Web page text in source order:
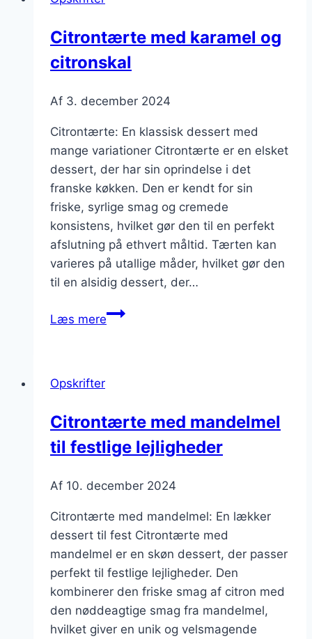
Citrontærte med karamel og
citronskal
Af 3. december 2024
Citrontærte: En klassisk dessert med
mange variationer Citrontærte er en elsket
dessert, der har sin oprindelse i det
franske køkken. Den er kendt for sin
friske, syrlige smag og cremede
konsistens, hvilket gør den til en perfekt
afslutning på ethvert måltid. Tærten kan
varieres på utallige måder, hvilket gør den
til en alsidig dessert, der…
Læs mereCitrontærte
Opskrifter
Citrontærte med mandelmel
til festlige lejligheder
Af 10. december 2024
Citrontærte med mandelmel: En lækker
dessert til fest Citrontærte med
mandelmel er en skøn dessert, der passer
perfekt til festlige lejligheder. Den
kombinerer den friske smag af citron med
den nøddeagtige smag fra mandelmel,
hvilket giver en unik og velsmagende